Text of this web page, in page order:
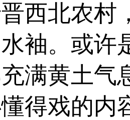
西北农村
袖。或许
满黄土气
得戏的内